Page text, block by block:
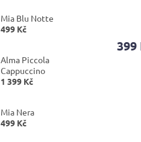
Mia Blu Notte
499 Kč
Alma Piccola
Cappuccino
1 399 Kč
Mia Nera
499 Kč
je
399